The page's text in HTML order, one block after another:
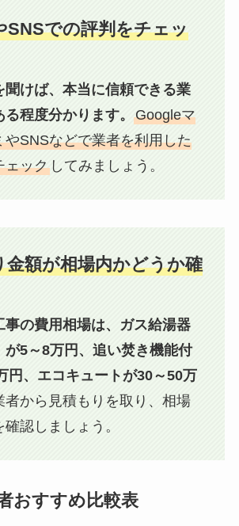
SNSでの評判をチェッ
聞けば、本当に信頼できる業
程度分かります。 Googleマ
やSNSなどで業者を利用した
ェックしてみましょう。
金額が相場内かどうか確
事の費用相場は、ガス給湯器
が5～8万円、追い焚き機能付
円、エコキュートが30～50万
者から見積もりを取り、相場
認しましょう。
おすすめ比較表